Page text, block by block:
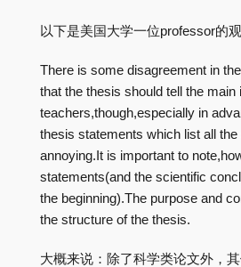
以下是美国大学一位professor的观
There is some disagreement in
that the thesis should tell the
teachers,though,especially in
thesis statements which list all
annoying.It is important to
statements(and the scientific
the beginning).The purpose and
the structure of the thesis.
大概来说：除了科学类论文外，